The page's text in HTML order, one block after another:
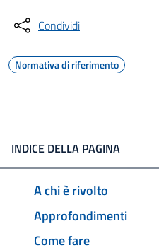
Condividi
Normativa di riferimento
INDICE DELLA PAGINA
A chi è rivolto
Approfondimenti
Come fare